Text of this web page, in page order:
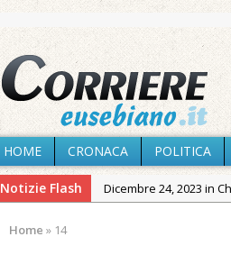
HOME CRONACA POLITICA
Notizie Flash Dicembre 24, 2023 in
Home » 14